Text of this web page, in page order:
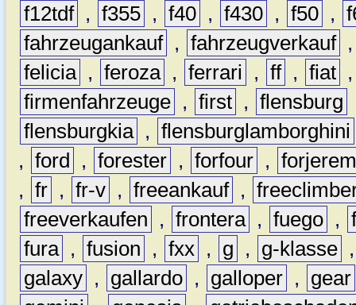
f12tdf , f355 , f40 , f430 , f50 ,
fahrzeugankauf , fahrzeugverkauf
felicia , feroza , ferrari , ff , fiat
firmenfahrzeuge , first , flensburg
flensburgkia , flensburglamborghini
, ford , forester , forfour ,
, fr , fr-v , freeankauf ,
freeverkaufen
, frontera , fuego ,
fura , fusion , fxx , g , g-klasse
galaxy , gallardo , galloper ,
gear